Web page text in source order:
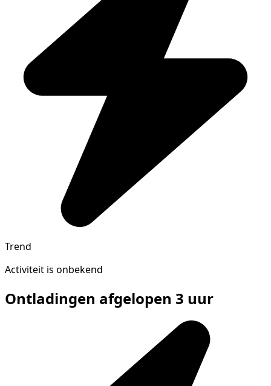
Trend
Activiteit is onbekend
Ontladingen afgelopen 3 uur